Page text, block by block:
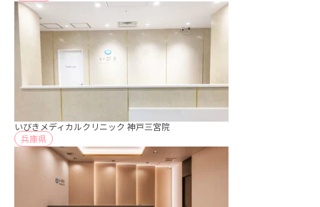
いびきメディカルクリニック 神戸三宮院
兵庫県